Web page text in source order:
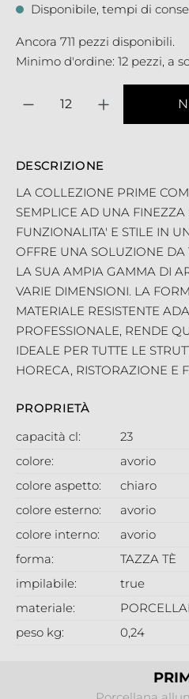
Disponibile, tempi di
Ancora 711 pezzi disponibili.
Minimo d'ordine: 12 pezzi, a
DESCRIZIONE
LA COLLEZIONE PRIME
SEMPLICE AD UNA
FUNZIONALITA' E STILE IN
OFFRE UNA SOLUZIONE DA
LA SUA AMPIA GAMMA DI
VARIE DIMENSIONI. LA
MATERIALE RESISTENTE
PROFESSIONALE, RENDE
IDEALE PER TUTTE LE
HORECA, RISTORAZIONE E
PROPRIETÀ
capacità cl:
23
colore:
avorio
colore aspetto:
chiaro
colore esterno:
avorio
colore interno:
avorio
forma:
TAZZA TÈ
impilabile:
true
materiale:
peso kg:
0,24